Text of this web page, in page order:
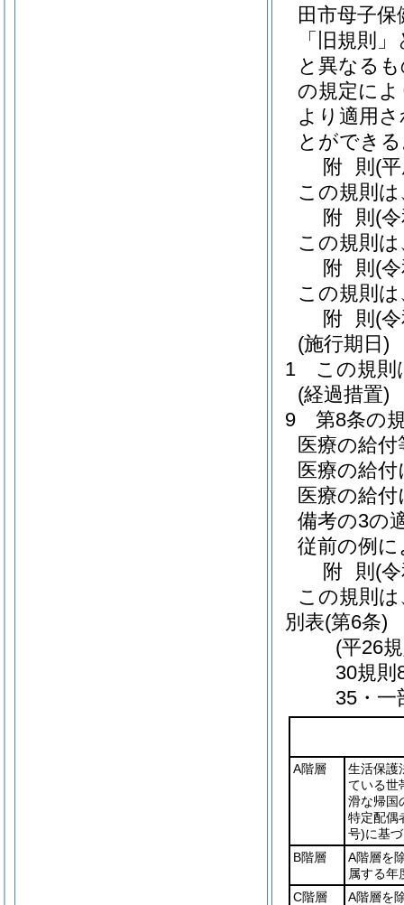
田市母子
「旧規則
と異なる
の規定に
より適用
とができ
附 則 (
この規則
附 則 (
この規則
附 則 (
この規則
附 則 (
(施行期日)
1
この規則
(経過措置)
9
第8条の
医療の給
医療の給
医療の給
備考の3の
従前の例
附 則 (
この規則
別表(第6条)
(平26
30規則
35・一
A階層
生活保護
ている世
滑な帰国
特定配偶
号)に基
B階層
A階層を
属する年
C階層
A階層を